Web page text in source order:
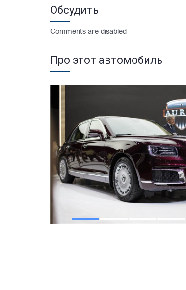
Обсудить
Comments are disabled
Про этот автомобиль